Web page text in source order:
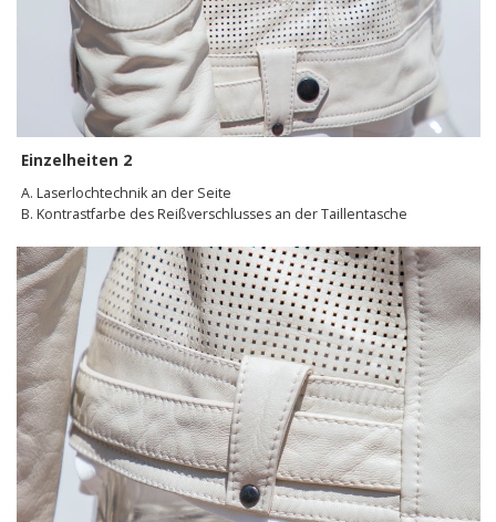
Einzelheiten 2
A. Laserlochtechnik an der Seite
B. Kontrastfarbe des Reißverschlusses an der Taillentasche